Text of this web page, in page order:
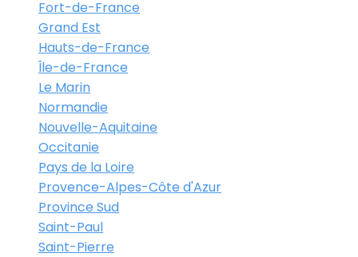
Fort-de-France
Grand Est
Hauts-de-France
Île-de-France
Le Marin
Normandie
Nouvelle-Aquitaine
Occitanie
Pays de la Loire
Provence-Alpes-Côte d'Azur
Province Sud
Saint-Paul
Saint-Pierre